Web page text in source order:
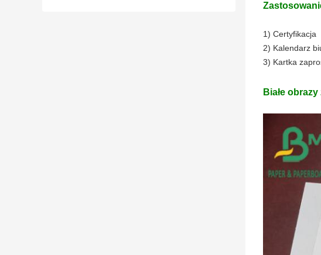
1) Certyfikacja
2) Kalendarz
3) Kartka
Białe